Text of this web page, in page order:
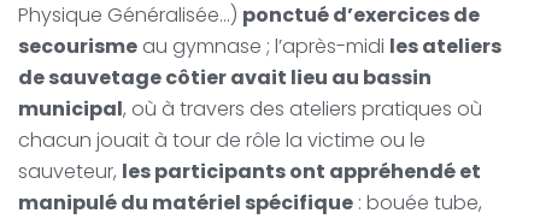
Physique Généralisée…) ponctué d’exercices de
secourisme au gymnase ; l’après-midi les ateliers
de sauvetage côtier avait lieu au bassin
municipal, où à travers des ateliers pratiques où
chacun jouait à tour de rôle la victime ou le
sauveteur, les participants ont appréhendé et
manipulé du matériel spécifique : bouée tube,